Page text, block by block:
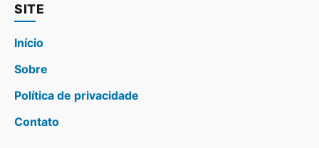
SITE
Início
Sobre
Política de privacidade
Contato